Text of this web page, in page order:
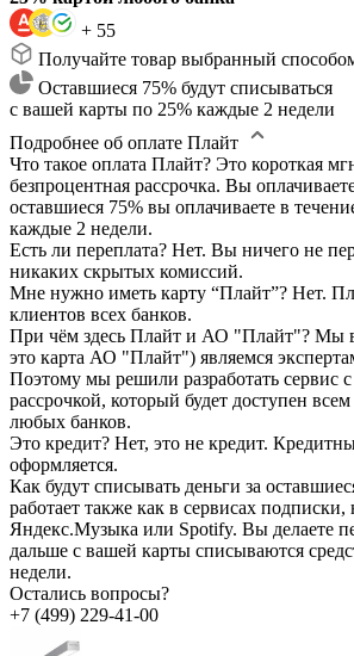
+ 55
Получайте товар выбранный
Оставшиеся 75% будут списываться
с вашей карты по 25% каждые 2 недели
Подробнее об оплате Плайт
Что такое оплата Плайт? Это короткая
безпроцентная рассрочка. Вы
оставшиеся 75% вы оплачиваете в
каждые 2 недели.
Есть ли переплата? Нет. Вы ничего не
никаких скрытых комиссий.
Мне нужно иметь карту “Плайт”? Нет.
клиентов всех банков.
При чём здесь Плайт и АО "Плайт"? Мы
это карта АО "Плайт") являемся
Поэтому мы решили разработать сервис с
рассрочкой, который будет доступен
любых банков.
Это кредит? Нет, это не кредит.
оформляется.
Как будут списывать деньги за
работает также как в сервисах подписки,
Яндекс.Музыка или Spotify. Вы делаете
дальше с вашей карты списываются
недели.
Остались вопросы?
+7 (499) 229-41-00